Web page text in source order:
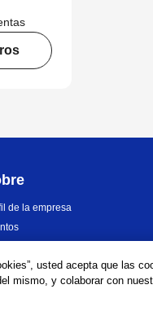
de la empresa
usted acepta que las
mismo, y colaborar con